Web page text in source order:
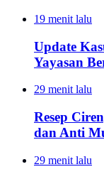
19 menit lalu
Update
Yayasan
29 menit lalu
Resep
dan Anti
29 menit lalu